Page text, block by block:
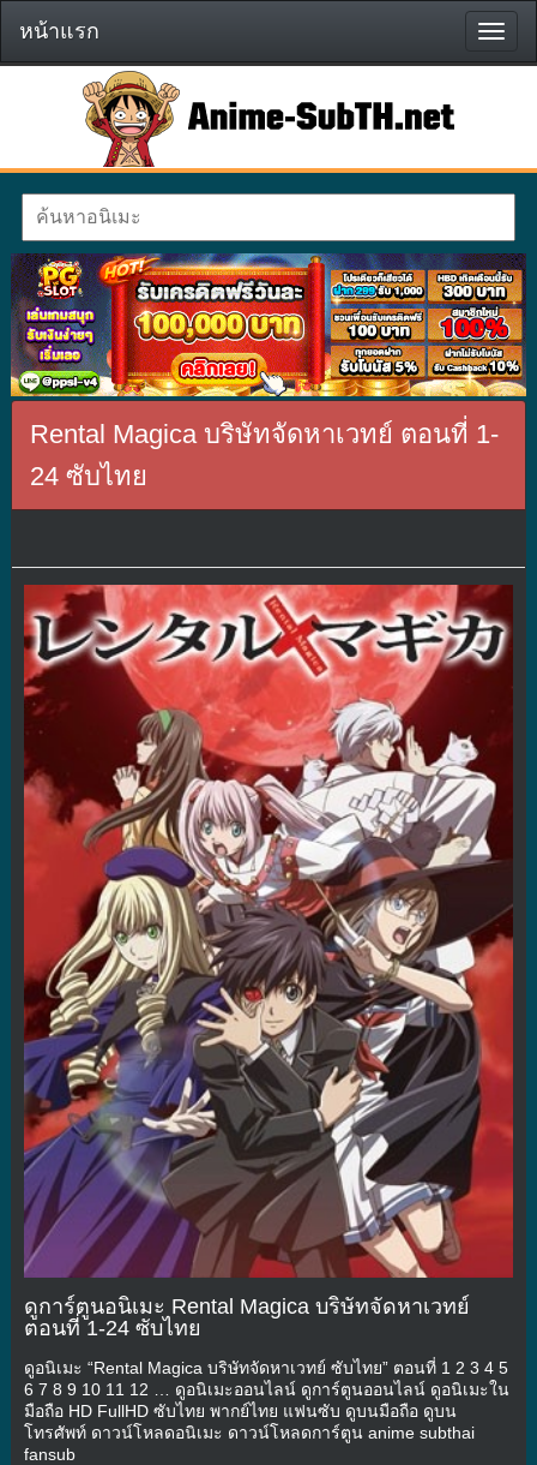
หน้า
แรก
หน้าแรก
Rental Magica บริษัทจัดหาเวทย์ ตอนที่ 1-
24 ซับไทย
ดูการ์ตูนอนิเมะ Rental Magica บริษัทจัดหาเวทย์
ตอนที่ 1-24 ซับไทย
ดูอนิเมะ “Rental Magica บริษัทจัดหาเวทย์ ซับไทย” ตอนที่ 1 2 3 4 5
6 7 8 9 10 11 12 … ดูอนิเมะออนไลน์ ดูการ์ตูนออนไลน์ ดูอนิเมะใน
มือถือ HD FullHD ซับไทย พากย์ไทย แฟนซับ ดูบนมือถือ ดูบน
โทรศัพท์ ดาวน์โหลดอนิเมะ ดาวน์โหลดการ์ตูน anime subthai
fansub